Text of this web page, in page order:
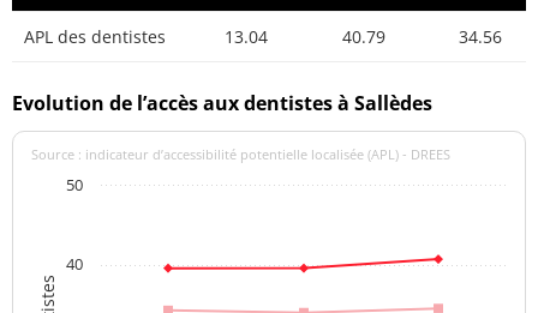
APL des dentistes 13.04 40.79 34.56
Evolution de l’accès aux dentistes à Sallèdes
Source : indicateur d’accessibilité potentielle localisée (APL) - DREES
40
50